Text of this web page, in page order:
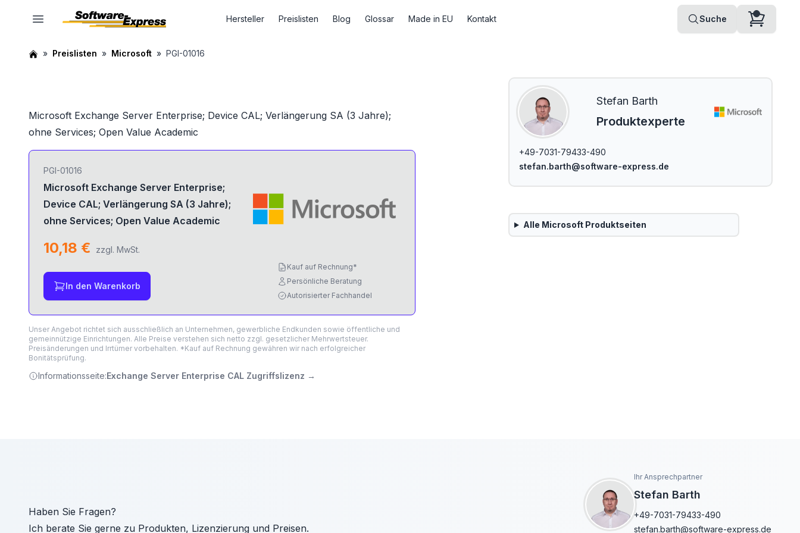
Hersteller Preislisten Blog Glossar Made in EU Kontakt Suche
Preislisten Microsoft PGI-01016
Microsoft Exchange Server Enterprise; Device CAL; Verlängerung SA (3 Jahre);
ohne Services; Open Value Academic
PGI-01016
Microsoft Exchange Server Enterprise;
Device CAL; Verlängerung SA (3 Jahre);
ohne Services; Open Value Academic
10,18 € zzgl. MwSt.
In den Warenkorb
Kauf auf Rechnung*
Persönliche Beratung
Autorisierter Fachhandel
Unser Angebot richtet sich ausschließlich an Unternehmen, gewerbliche Endkunden sowie öffentliche und
gemeinnützige Einrichtungen. Alle Preise verstehen sich netto zzgl. gesetzlicher Mehrwertsteuer.
Preisänderungen und Irrtümer vorbehalten. *Kauf auf Rechnung gewähren wir nach erfolgreicher
Bonitätsprüfung.
Informationsseite:Exchange Server Enterprise CAL Zugriffslizenz →
Stefan Barth
Produktexperte
+49-7031-79433-490
stefan.barth@software-express.de
Alle MicrosoftProduktseiten
Haben Sie Fragen?
Ich berate Sie gerne zu Produkten, Lizenzierung und Preisen.
Ihr Ansprechpartner
Stefan Barth
+49-7031-79433-490
stefan.barth@software-express.de